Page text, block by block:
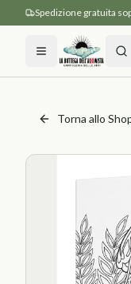
Spedizione gratuita
Torna allo